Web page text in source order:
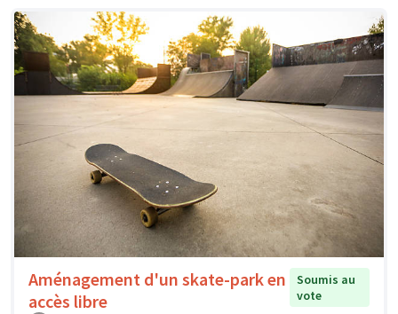
Aménagement d'un skate-park en
accès libre
Soumis au
vote